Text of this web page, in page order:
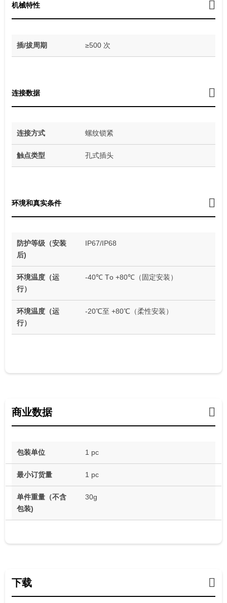
机械特性
插/拔周期 ≥500 次
连接数据
连接方式 螺纹锁紧
触点类型 孔式插头
环境和真实条件
防护等级（安装
后)
IP67/IP68
环境温度（运
行）
-40℃ Tо +80℃（固定安装）
环境温度（运
行）
-20℃至 +80℃（柔性安装）
商业数据
包装单位 1 pc
最小订货量 1 pc
单件重量（不含
包装)
30g
下载